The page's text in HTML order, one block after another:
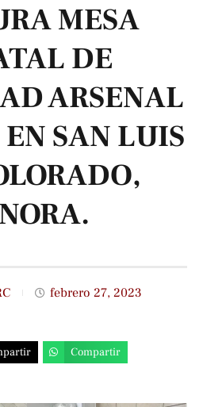
MESA
DE
ARSENAL
SAN LUIS
febrero 27, 2023
Compartir